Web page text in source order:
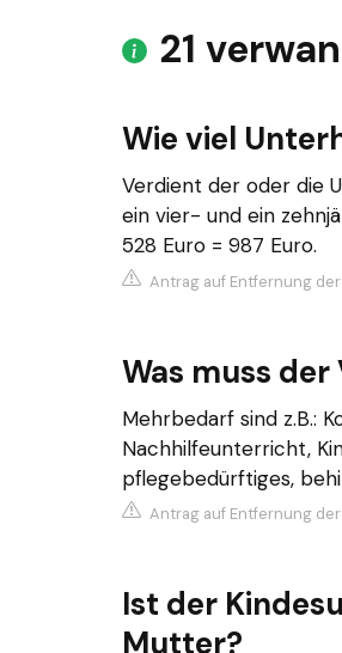
21
Wie viel
Verdient der oder die
ein vier- und ein
528 Euro = 987 Euro.
Antrag auf Entfernung
Was muss
Mehrbedarf sind z.B.:
Nachhilfeunterricht,
pflegebedürftiges,
Antrag auf Entfernung
Ist der
Mutter?